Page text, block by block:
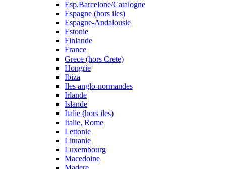
Esp.Barcelone/Catalogne
Espagne (hors iles)
Espagne-Andalousie
Estonie
Finlande
France
Grece (hors Crete)
Hongrie
Ibiza
Iles anglo-normandes
Irlande
Islande
Italie (hors iles)
Italie, Rome
Lettonie
Lituanie
Luxembourg
Macedoine